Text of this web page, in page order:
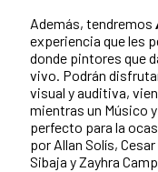
Además, tendremos
experiencia que les
donde pintores que
vivo. Podrán
visual y auditiva,
mientras un Músico
perfecto para la
por Allan Solís,
Sibaja yZayhra